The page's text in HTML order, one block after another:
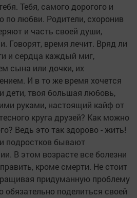
Тебя, самого дорогого и
по любви. Родители, схоронив
и часть своей души,
Говорят, время лечит. Вряд ли
и сердца каждый миг,
сына или дочки, их
И в то же время хочется
дети, твоя большая любовь,
руками, настоящий кайф от
круга друзей? Как можно
Ведь это так здорово - жить!
подростков бывают
В этом возрасте все болезни
кроме смерти. Не стоит
придуманную проблему
поделиться своей